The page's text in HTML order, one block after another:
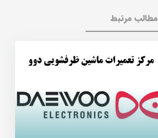
مطالب مرتبط